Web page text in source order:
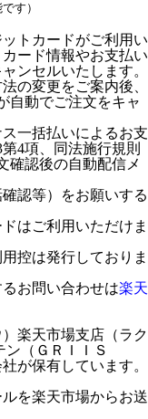
す）
トカードがご利用い
ード情報やお支払い
ンセルいたします。
の変更をご案内後、
自動でご注文をキャ
一括払いによるお支
4項、同法施行規則
確認後の自動配信メ
認等）をお願いする
はご利用いただけま
控は発行しておりま
お問い合わせは楽天
楽天市場支店（ラク
ン（ＧＲＩＩＳ
が保有しています。
を楽天市場からお送